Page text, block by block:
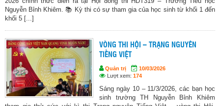
Nguyễn Bỉnh Khiêm. 📚 Kỳ thi có sự tham gia của học sinh từ khối 1 đến
khối 5 [...]
VÒNG THI HỘI – TRẠNG NGUYÊN
TIẾNG VIỆT
Quản trị
10/03/2026
Lượt xem: 174
Sáng ngày 10 – 11/3/2026, các bạn học
sinh trường TH Nguyễn Bỉnh Khiêm